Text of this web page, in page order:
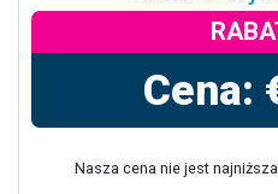
Cena:
Nasza cena nie jest